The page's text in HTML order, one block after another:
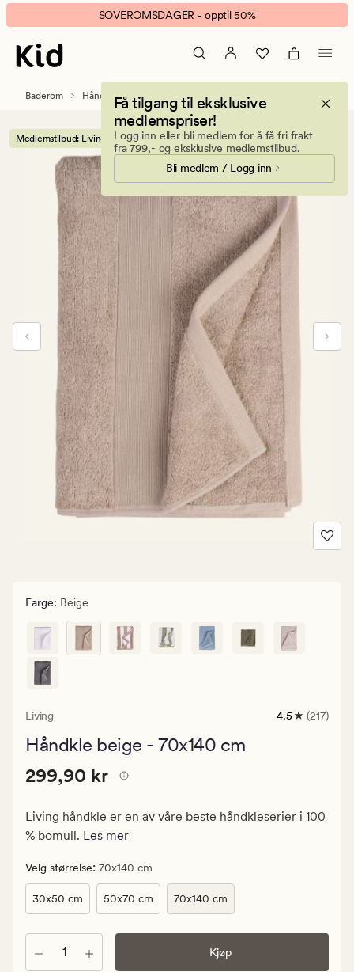
Living
håndkle
beige
banner.
Klikk
ESCAPE
pause.
SOVEROMSDAGER - opptil 50%
Få tilgang til eksklusive
medlemspriser!
Logg inn eller bli medlem for å få fri frakt
fra 799,- og eksklusive medlemstilbud.
Bli medlem / Logg inn
Baderom Håndklær og kluter Håndklær
Medlemstilbud: Living håndkleserie 2 for 1
Farge: Beige
Living
217
4.5
4.5 (217)
Håndkle beige - 70x140 cm
Pris
299,90
kr.
Vanlig
299,90
kr
Pris 299,90 kr
299,90 kr
Living håndkle er en av våre beste håndkleserier i 100
% bomull. Les mer
Velg størrelse: 70x140 cm
30x50 cm 50x70 cm 70x140 cm
Antall Kjøp